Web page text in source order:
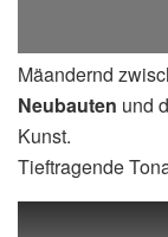
Mäandernd
Neubauten und
Kunst.
Tieftragende